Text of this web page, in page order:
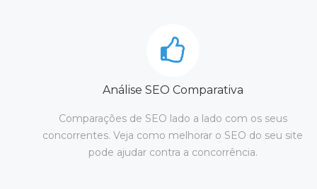
Análise SEO Comparativa
Comparações de SEO lado a lado com os seus
concorrentes. Veja como melhorar o SEO do seu site
pode ajudar contra a concorrência.